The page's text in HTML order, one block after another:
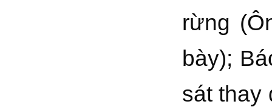
rừng
bày);
sát thay